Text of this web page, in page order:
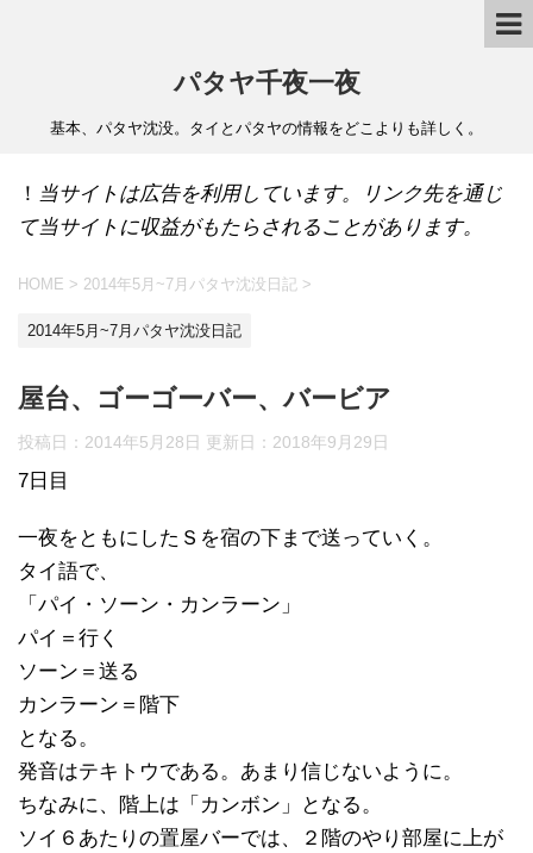
パタヤ千夜一夜
基本、パタヤ沈没。タイとパタヤの情報をどこよりも詳しく。
！ 当サイトは広告を利用しています。リンク先を通じ
て当サイトに収益がもたらされることがあります。
HOME > 2014年5月~7月パタヤ沈没日記 >
2014年5月~7月パタヤ沈没日記
屋台、ゴーゴーバー、バービア
投稿日：2014年5月28日 更新日： 2018年9月29日
7日目
一夜をともにしたＳを宿の下まで送っていく。
タイ語で、
「パイ・ソーン・カンラーン」
パイ＝行く
ソーン＝送る
カンラーン＝階下
となる。
発音はテキトウである。あまり信じないように。
ちなみに、階上は「カンボン」となる。
ソイ６あたりの置屋バーでは、２階のやり部屋に上が